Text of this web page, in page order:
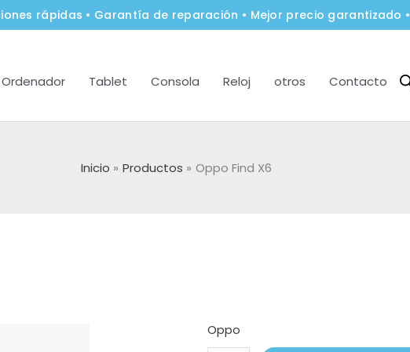
rápidas • Garantía de reparación • Mejor precio garantizado •
Ordenador Tablet Consola Reloj otros Contacto
Inicio Productos Oppo Find X6
Oppo